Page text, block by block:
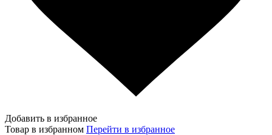
Добавить в избранное
Товар в избранном Перейти в избранное